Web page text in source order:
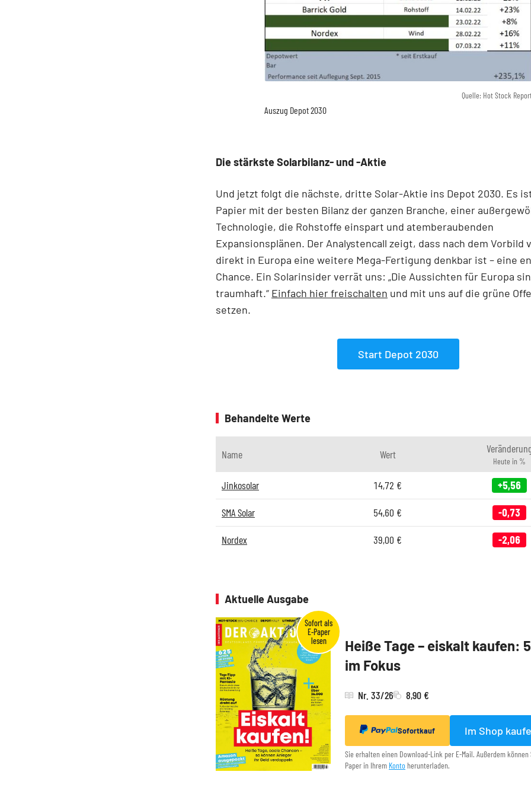
Quelle: Hot Stock
Auszug Depot 2030
Die stärkste Solarbilanz- und -Aktie
Und jetzt folgt die nächste, dritte Solar-Aktie ins Depot 2030. Es
Papier mit der besten Bilanz der ganzen Branche, einer
Technologie, die Rohstoffe einspart und atemberaubenden
Expansionsplänen. Der Analystencall zeigt, dass nach dem Vorbild
direkt in Europa eine weitere Mega-Fertigung denkbar ist – eine
Chance. Ein Solarinsider verrät uns: „Die Aussichten für Europa
traumhaft.“ Einfach hier freischalten und mit uns auf die grüne
setzen.
Start Depot 2030
Behandelte Werte
Name Wert
Heute in %
Jinkosolar 14,72 € +5,56
SMA Solar 54,60 € -0,73
Nordex 39,00 € -2,06
Aktuelle Ausgabe
Heiße Tage – eiskalt kaufen:
im Fokus
Nr. 33/26 8,90 €
Sofortkauf Im Shop
Sie erhalten einen Download-Link per E-Mail. Außerdem
Paper in Ihrem Konto herunterladen.